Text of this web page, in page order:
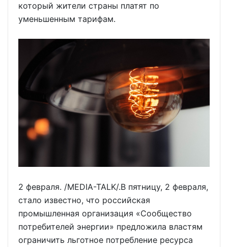
который жители страны платят по
уменьшенным тарифам.
2 февраля. /MEDIA-TALK/.В пятницу, 2 февраля,
стало известно, что российская
промышленная организация «Сообщество
потребителей энергии» предложила властям
ограничить льготное потребление ресурса